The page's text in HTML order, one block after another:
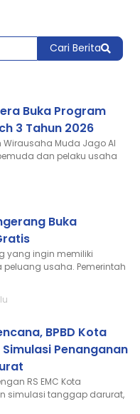
Cari Berita
Buka Program
3 Tahun 2026
Muda Jago AI
dan pelaku usaha
Buka
yang ingin memiliki
usaha. Pemerintah
BPBD Kota
Simulasi Penanganan
RS EMC Kota
simulasi tanggap darurat,